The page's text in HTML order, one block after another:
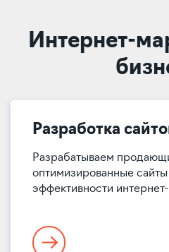
Интернет-
Разработка
Разрабатываем
оптимизированные
эффективности